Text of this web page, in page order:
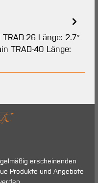
26 Länge: 2.7″
TRAD-40 Länge:
erscheinenden
Produkte und Angebote